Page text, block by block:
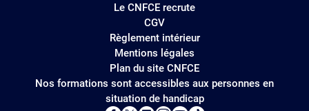
Le CNFCE recrute
CGV
Règlement intérieur
Mentions légales
Plan du site CNFCE
Nos formations sont accessibles aux personnes en
situation de handicap